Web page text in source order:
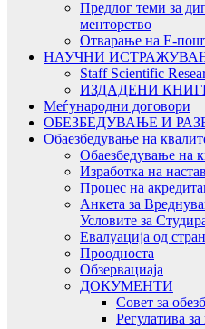
Предлог теми за
менторство
Отварање на Е-
НАУЧНИ
Staff Scientific
ИЗДАДЕНИ
Меѓународни договори
ОБЕЗБЕДУВАЊЕ И
Обаезбедување на
Обаезбедување на
Изработка на
Процес на
Анкета за
Условите за
Евалуација од
Проодноста
Обзервациаја
ДОКУМЕНТИ
Совет за
Регулатива